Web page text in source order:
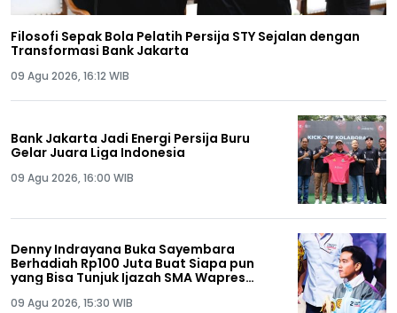
Filosofi Sepak Bola Pelatih Persija STY Sejalan dengan
Transformasi Bank Jakarta
09 Agu 2026, 16:12 WIB
Bank Jakarta Jadi Energi Persija Buru
Gelar Juara Liga Indonesia
09 Agu 2026, 16:00 WIB
Denny Indrayana Buka Sayembara
Berhadiah Rp100 Juta Buat Siapa pun
yang Bisa Tunjuk Ijazah SMA Wapres
09 Agu 2026, 15:30 WIB